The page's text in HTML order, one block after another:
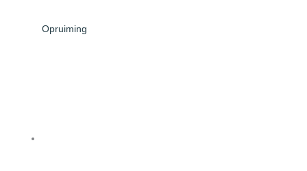
Opruiming